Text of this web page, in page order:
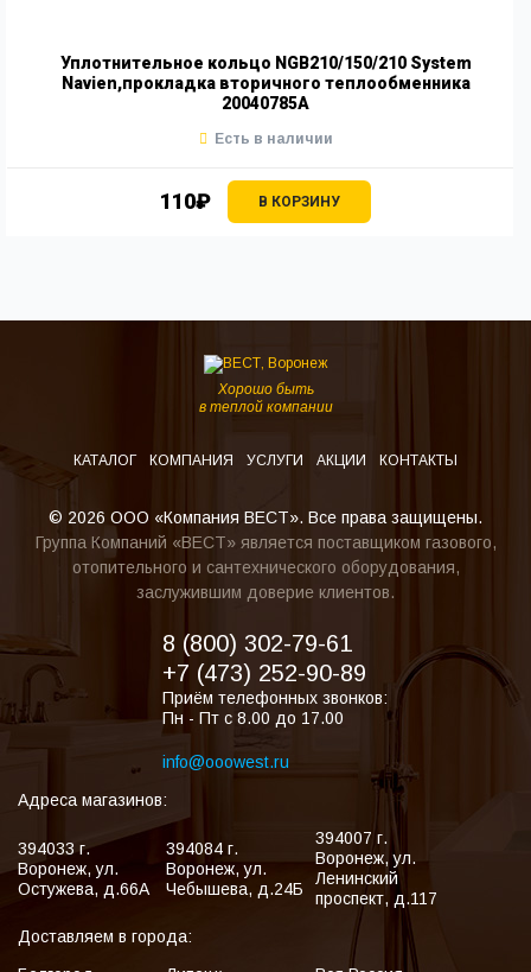
Уплотнительное кольцо NGB210/150/210 System
Navien,прокладка вторичного теплообменника
20040785A
110₽ В КОРЗИНУ
Есть в наличии
Хорошо быть
в теплой компании
КАТАЛОГ КОМПАНИЯ УСЛУГИ АКЦИИ КОНТАКТЫ
© 2026 ООО «Компания ВЕСТ». Все права защищены.
Группа Компаний «ВЕСТ» является поставщиком газового,
отопительного и сантехнического оборудования,
заслужившим доверие клиентов.
8 (800) 302-79-61
+7 (473) 252-90-89
Приём телефонных звонков:
Пн - Пт с 8.00 до 17.00
info@ooowest.ru
Адреса магазинов:
394033 г.
Воронеж,ул.
Остужева, д.66А
394084 г.
Воронеж,ул.
Чебышева, д.24Б
394007 г.
Воронеж,ул.
Ленинский
проспект, д.117
Доставляем в города: